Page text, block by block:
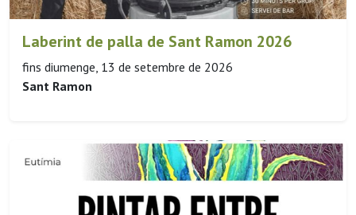
Laberint de palla de Sant Ramon 2026
fins diumenge, 13 de setembre de 2026
Sant Ramon